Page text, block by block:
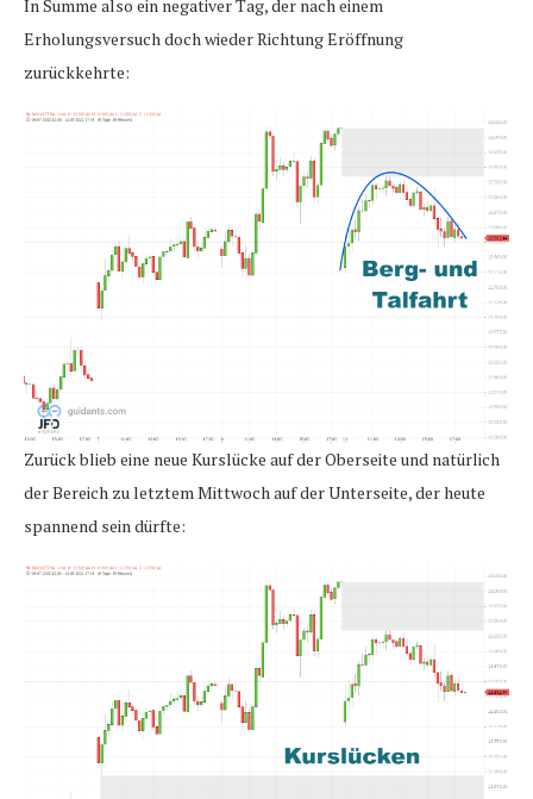
In Summe also ein negativer Tag, der nach einem
Erholungsversuch doch wieder Richtung Eröffnung
zurückkehrte:
Zurück blieb eine neue Kurslücke auf der Oberseite und natürlich
der Bereich zu letztem Mittwoch auf der Unterseite, der heute
spannend sein dürfte: